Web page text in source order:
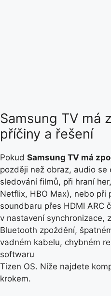
Samsung TV má
příčiny a řešení
Pokud Samsung TV má
později než obraz, audio se
sledování filmů, při hraní
Netflix, HBO Max), nebo při
soundbaru přes HDMI ARC
v nastavení synchronizace,
Bluetooth zpoždění,
vadném kabelu, chybném
softwaru
Tizen OS. Níže najdete
krokem.